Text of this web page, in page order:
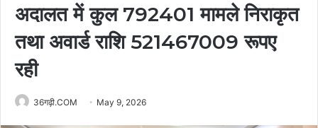
अदालत में कुल 792401 मामले निराकृत
तथा अवार्ड राशि 521467009 रूपए
रही
36गढ़ी.COM May 9, 2026